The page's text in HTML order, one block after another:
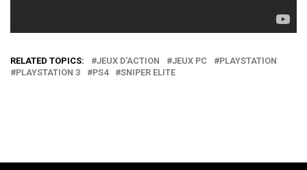
RELATED TOPICS: JEUX D'ACTION JEUX PC
PLAYSTATION
PLAYSTATION 3
PS4 SNIPER ELITE